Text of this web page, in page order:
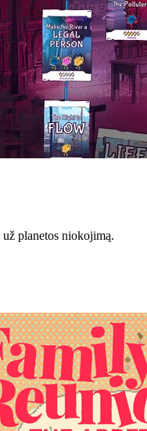
planetos niokojimą.